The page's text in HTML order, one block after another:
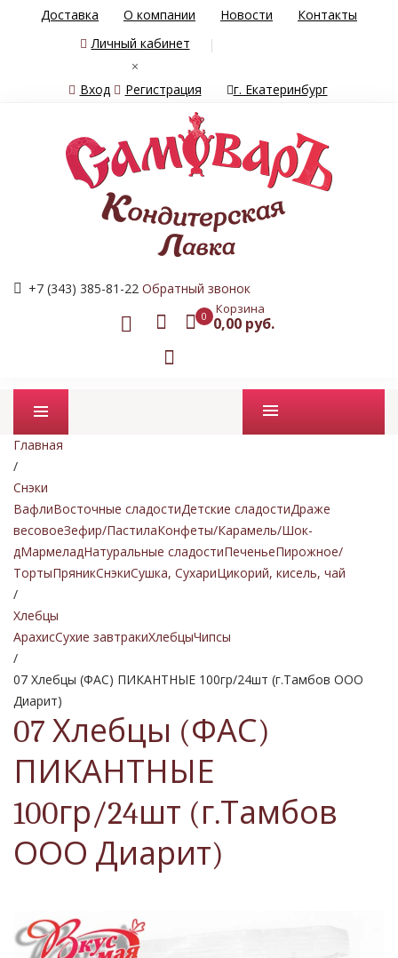
Доставка О компании Новости
Контакты
Личный кабинет
×
Вход
Регистрация г. Екатеринбург
+7 (343) 385-81-22 Обратный звонок
0 Корзина
0,00 руб.
Промо товары
Главная
/
Снэки
ВафлиВосточные сладостиДетские сладостиДраже
весовоеЗефир/ПастилаКонфеты/Карамель/Шок-
дМармеладНатуральные сладостиПеченьеПирожное/
ТортыПряникСнэкиСушка, СухариЦикорий, кисель, чай
/
Хлебцы
АрахисСухие завтракиХлебцыЧипсы
/
07 Хлебцы (ФАС) ПИКАНТНЫЕ 100гр/24шт (г.Тамбов ООО
Диарит)
07 Хлебцы (ФАС)
ПИКАНТНЫЕ
100гр/24шт (г.Тамбов
ООО Диарит)